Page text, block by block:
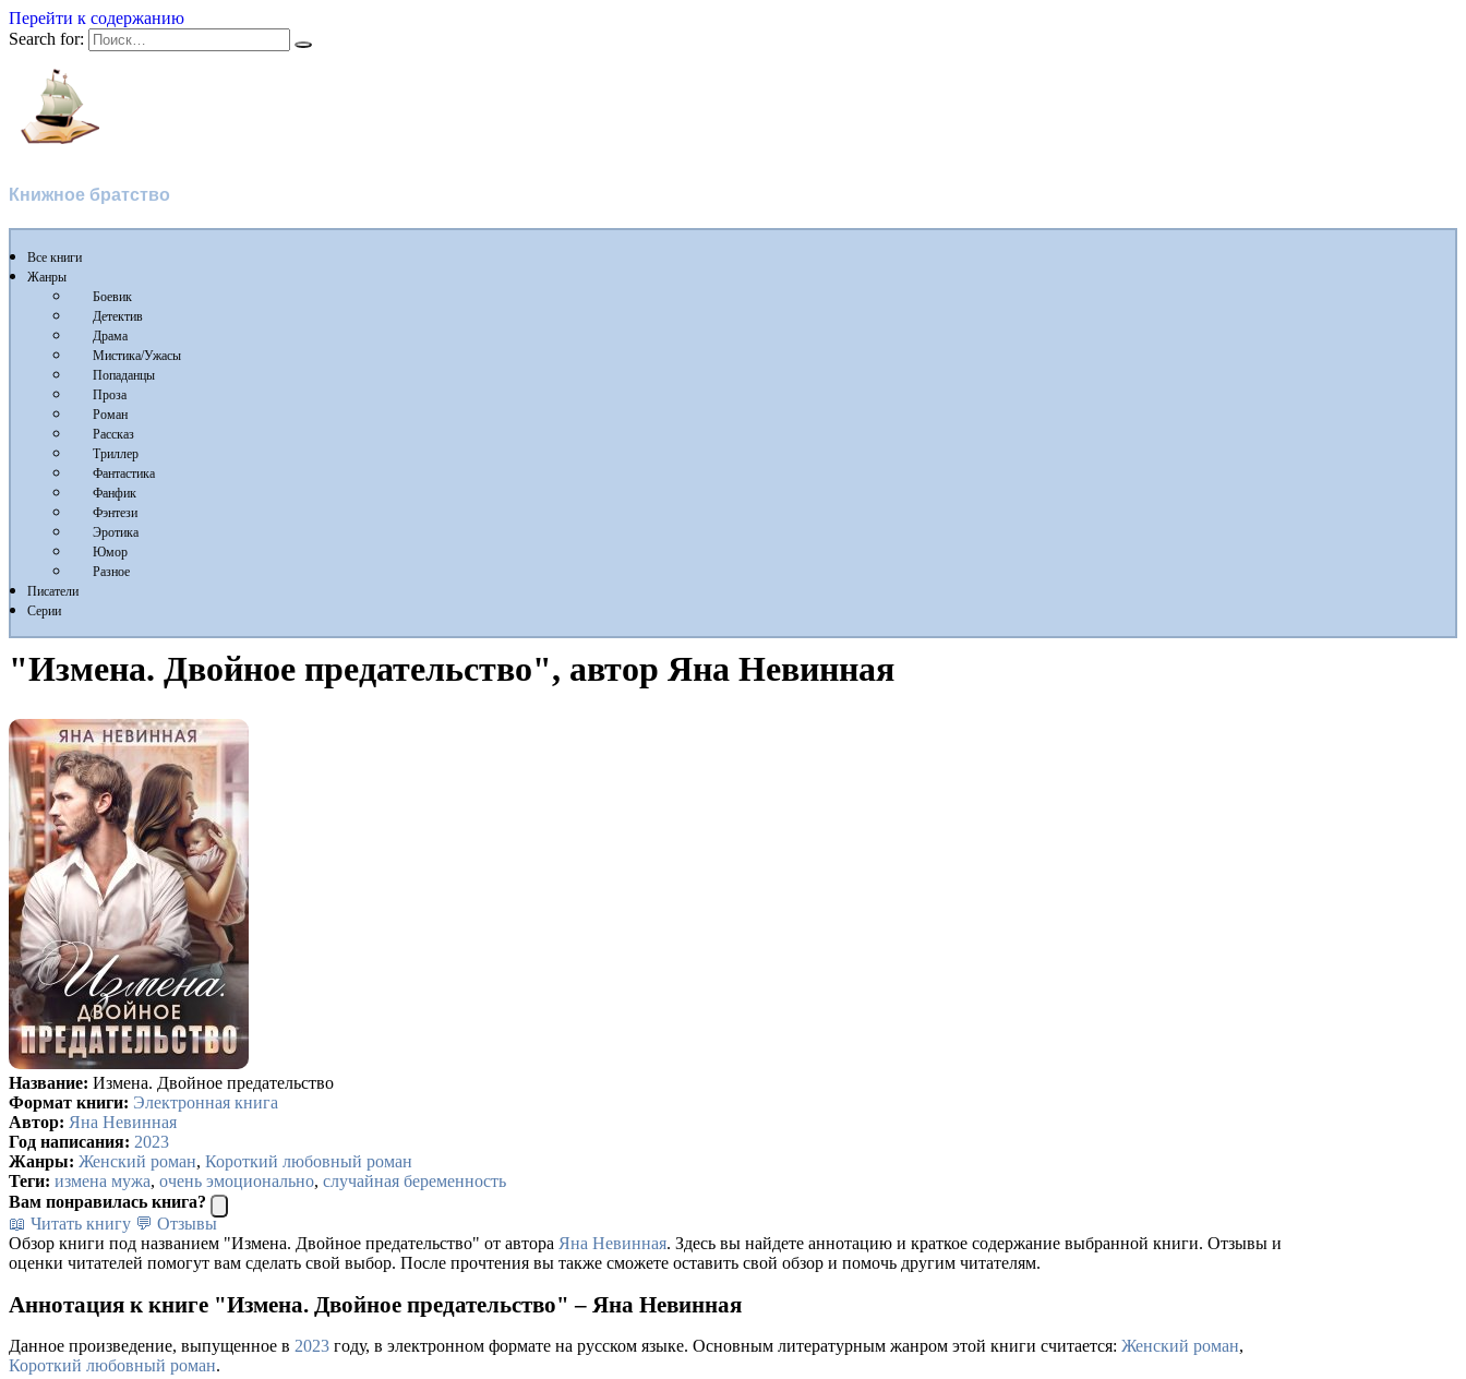
Перейти к содержанию
Search for:
Книжное братство
Все книги
Жанры
Боевик
Детектив
Драма
Мистика/Ужасы
Попаданцы
Проза
Роман
Рассказ
Триллер
Фантастика
Фанфик
Фэнтези
Эротика
Юмор
Разное
Писатели
Серии
"Измена. Двойное предательство", автор Яна Невинная
Название: Измена. Двойное предательство
Формат книги: Электронная книга
Автор: Яна Невинная
Год написания: 2023
Жанры: Женский роман, Короткий любовный роман
Теги: измена мужа, очень эмоционально, случайная беременность
Вам понравилась книга?
📖 Читать книгу 💬 Отзывы
Обзор книги под названием "Измена. Двойное предательство" от автора Яна Невинная. Здесь вы найдете аннотацию и краткое содержание выбранной книги. Отзывы и
оценки читателей помогут вам сделать свой выбор. После прочтения вы также сможете оставить свой обзор и помочь другим читателям.
Аннотация к книге "Измена. Двойное предательство" – Яна Невинная
Данное произведение, выпущенное в 2023 году, в электронном формате на русском языке. Основным литературным жанром этой книги считается: Женский роман,
Короткий любовный роман.